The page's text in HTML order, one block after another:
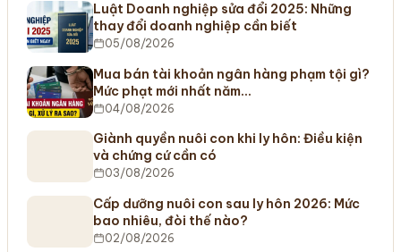
Luật Doanh nghiệp sửa đổi 2025: Những
thay đổi doanh nghiệp cần biết
05/08/2026
Mua bán tài khoản ngân hàng phạm tội gì?
Mức phạt mới nhất năm…
04/08/2026
Giành quyền nuôi con khi ly hôn: Điều kiện
và chứng cứ cần có
03/08/2026
Cấp dưỡng nuôi con sau ly hôn 2026: Mức
bao nhiêu, đòi thế nào?
02/08/2026